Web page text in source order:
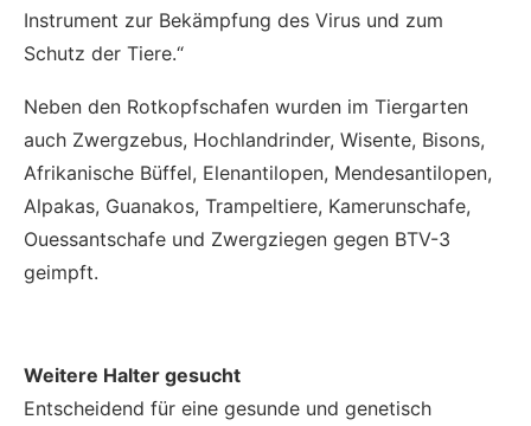
Instrument zur Bekämpfung des Virus und zum
Schutz der Tiere.“
Neben den Rotkopfschafen wurden im Tiergarten
auch Zwergzebus, Hochlandrinder, Wisente, Bisons,
Afrikanische Büffel, Elenantilopen, Mendesantilopen,
Alpakas, Guanakos, Trampeltiere, Kamerunschafe,
Ouessantschafe und Zwergziegen gegen BTV-3
geimpft.
Weitere Halter gesucht
Entscheidend für eine gesunde und genetisch